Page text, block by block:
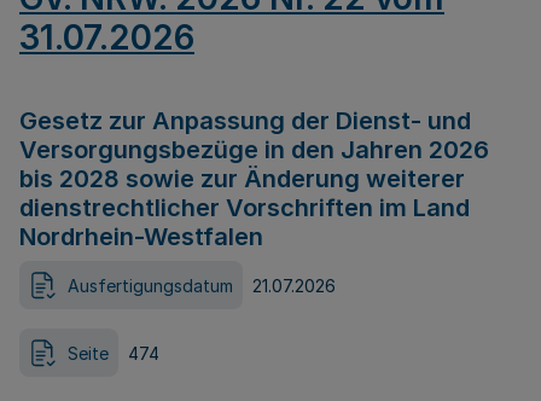
31.07.2026
Gesetz zur Anpassung der Dienst- und
Versorgungsbezüge in den Jahren 2026
bis 2028 sowie zur Änderung weiterer
dienstrechtlicher Vorschriften im Land
Nordrhein-Westfalen
Ausfertigungsdatum 21.07.2026
Seite 474